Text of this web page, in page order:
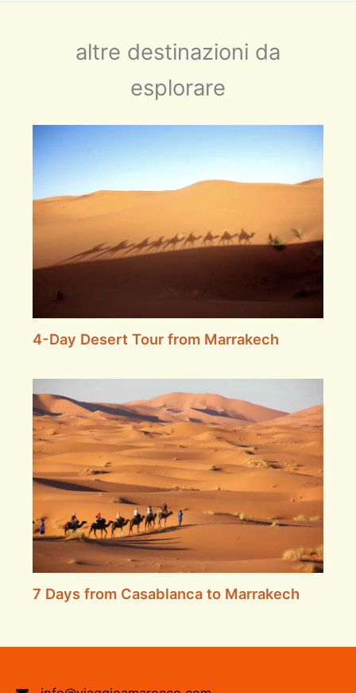
altre destinazioni da
esplorare
4-Day Desert Tour from Marrakech
7 Days from Casablanca to Marrakech